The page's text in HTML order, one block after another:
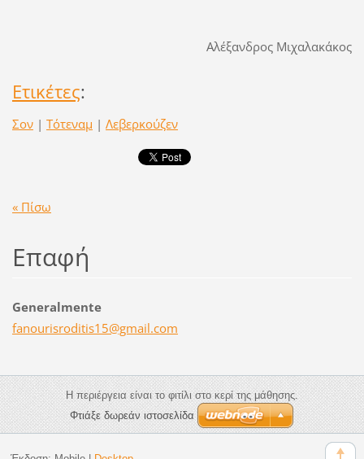
Αλέξανδρος Μιχαλακάκος
Ετικέτες:
Σον | Τότεναμ | Λεβερκούζεν
« Πίσω
Επαφή
Generalmente
fanourisroditis1 5@gmail.com
Η περιέργεια είναι το φιτίλι στο κερί της μάθησης.
Φτιάξε δωρεάν ιστοσελίδα